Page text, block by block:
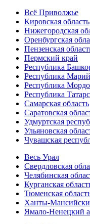
Всё Приволжье
Кировская область
Нижегородская
Оренбургская
Пензенская
Пермский край
Республика
Республика
Республика
Республика
Самарская область
Саратовская
Удмуртская
Ульяновская
Чувашская
Весь Урал
Свердловская
Челябинская
Курганская
Тюменская
Ханты-
Ямало-Ненецкий